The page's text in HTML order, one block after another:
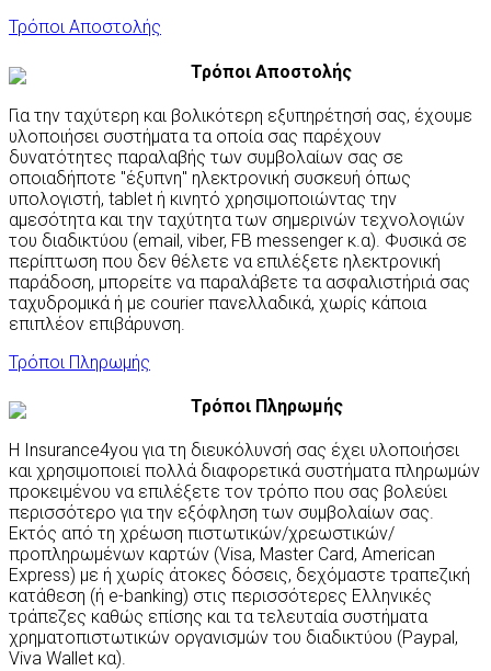
Τρόποι Αποστολής
Τρόποι Αποστολής
Για την ταχύτερη και βολικότερη εξυπηρέτησή σας, έχουμε
υλοποιήσει συστήματα τα οποία σας παρέχουν
δυνατότητες παραλαβής των συμβολαίων σας σε
οποιαδήποτε "έξυπνη" ηλεκτρονική συσκευή όπως
υπολογιστή, tablet ή κινητό χρησιμοποιώντας την
αμεσότητα και την ταχύτητα των σημερινών τεχνολογιών
του διαδικτύου (email, viber, FB messenger κ.α). Φυσικά σε
περίπτωση που δεν θέλετε να επιλέξετε ηλεκτρονική
παράδοση, μπορείτε να παραλάβετε τα ασφαλιστήριά σας
ταχυδρομικά ή με courier πανελλαδικά, χωρίς κάποια
επιπλέον επιβάρυνση.
Τρόποι Πληρωμής
Τρόποι Πληρωμής
Η Insurance4you για τη διευκόλυνσή σας έχει υλοποιήσει
και χρησιμοποιεί πολλά διαφορετικά συστήματα πληρωμών
προκειμένου να επιλέξετε τον τρόπο που σας βολεύει
περισσότερο για την εξόφληση των συμβολαίων σας.
Εκτός από τη χρέωση πιστωτικών/χρεωστικών/
προπληρωμένων καρτών (Visa, Master Card, American
Express) με ή χωρίς άτοκες δόσεις, δεχόμαστε τραπεζική
κατάθεση (ή e-banking) στις περισσότερες Ελληνικές
τράπεζες καθώς επίσης και τα τελευταία συστήματα
χρηματοπιστωτικών οργανισμών του διαδικτύου (Paypal,
Viva Wallet κα).